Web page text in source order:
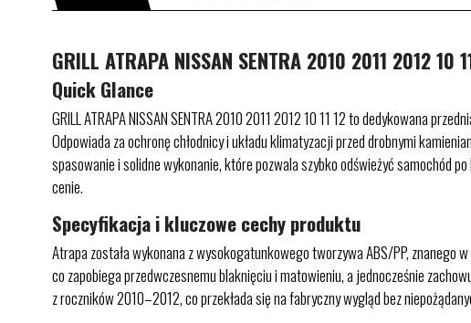
GRILL ATRAPA NISSAN SENTRA 2010 2011 2012
Quick Glance
GRILL ATRAPA NISSAN SENTRA 2010 2011 2012 10 11 12 to dedykowana
Odpowiada za ochronę chłodnicy i układu klimatyzacji przed drobnymi
spasowanie i solidne wykonanie, które pozwala szybko odświeżyć samochód
cenie.
Specyfikacja i kluczowe cechy produktu
Atrapa została wykonana z wysokogatunkowego tworzywa ABS/PP, znanego
co zapobiega przedwczesnemu blaknięciu i matowieniu, a jednocześnie
z roczników 2010–2012, co przekłada się na fabryczny wygląd bez